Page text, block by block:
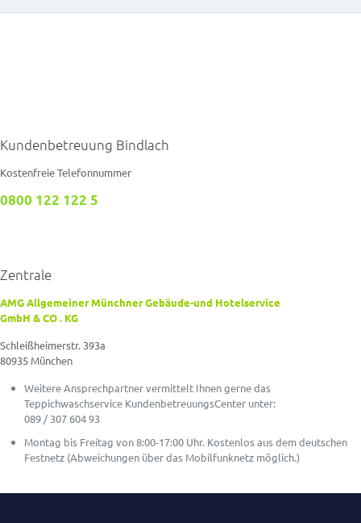
Kundenbetreuung Bindlach
Kostenfreie Telefonnummer
0800 122 122 5
Zentrale
AMG Allgemeiner Münchner Gebäude-und Hotelservice
GmbH & CO . KG
Schleißheimerstr. 393a
80935 München
Weitere Ansprechpartner vermittelt Ihnen gerne das
Teppichwaschservice KundenbetreuungsCenter unter:
089 / 307 604 93
Montag bis Freitag von 8:00-17:00 Uhr. Kostenlos aus dem deutschen
Festnetz (Abweichungen über das Mobilfunknetz möglich.)